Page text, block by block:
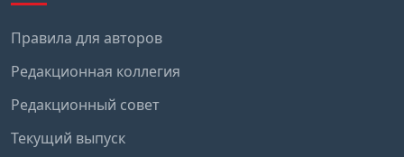
Правила для авторов
Редакционная коллегия
Редакционный совет
Текущий выпуск